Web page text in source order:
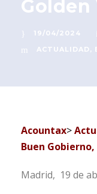
Golden
19/04/2024
ACTUALIDAD ,
Acountax>
Buen Gobierno,
Madrid, 19 de